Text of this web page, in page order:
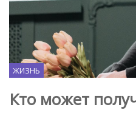
ЖИЗНЬ
Кто может